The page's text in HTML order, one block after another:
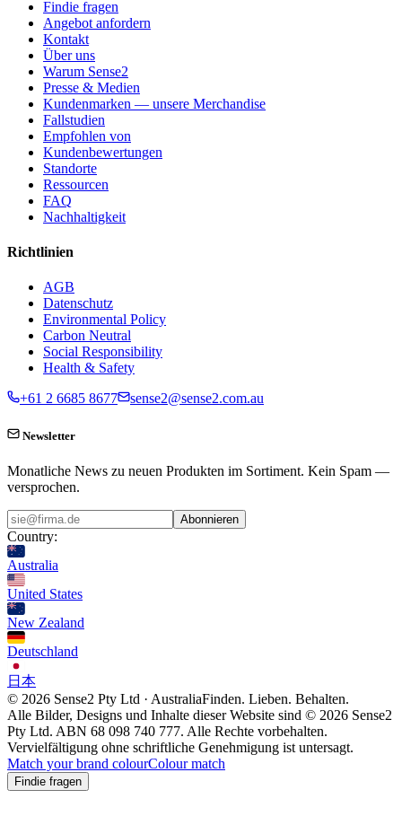
Findie fragen
Angebot anfordern
Kontakt
Über uns
Warum Sense2
Presse & Medien
Kundenmarken — unsere Merchandise
Fallstudien
Empfohlen von
Kundenbewertungen
Standorte
Ressourcen
FAQ
Nachhaltigkeit
Richtlinien
AGB
Datenschutz
Environmental Policy
Carbon Neutral
Social Responsibility
Health & Safety
+61 2 6685 8677
sense2@sense2.com.au
Newsletter
Monatliche News zu neuen Produkten im Sortiment. Kein Spam —
versprochen.
Abonnieren
Country:
Australia
United States
New Zealand
Deutschland
日本
© 2026 Sense2 Pty Ltd · AustraliaFinden. Lieben. Behalten.
Alle Bilder, Designs und Inhalte dieser Website sind © 2026 Sense2
Pty Ltd. ABN 68 098 740 777. Alle Rechte vorbehalten.
Vervielfältigung ohne schriftliche Genehmigung ist untersagt.
Match your brand colourColour match
Findie fragen